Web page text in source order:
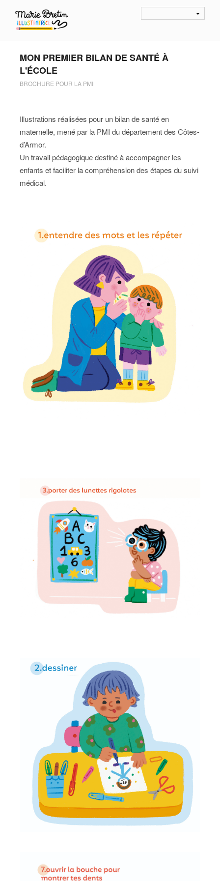
MON PREMIER BILAN DE SANTÉ À
L'ÉCOLE
BROCHURE POUR LA PMI
Illustrations réalisées pour un bilan de santé en
maternelle, mené par la PMI du département des Côtes-
d’Armor.
Un travail pédagogique destiné à accompagner les
enfants et faciliter la compréhension des étapes du suivi
médical.